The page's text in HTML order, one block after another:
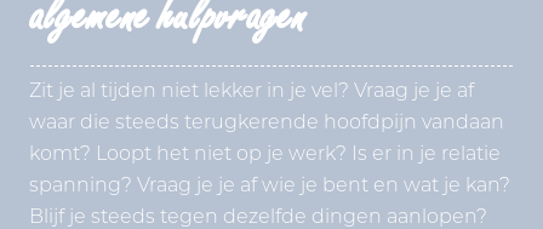
algemene hulpvragen
Zit je al tijden niet lekker in je vel? Vraag je je af
waar die steeds terugkerende hoofdpijn vandaan
komt? Loopt het niet op je werk? Is er in je relatie
spanning? Vraag je je af wie je bent en wat je kan?
Blijf je steeds tegen dezelfde dingen aanlopen?